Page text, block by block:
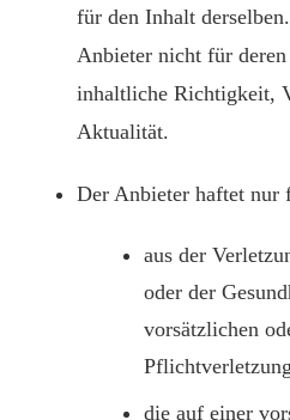
für den Inhalt
Anbieter nicht für
inhaltliche Richtigkeit,
Aktualität.
Der Anbieter haftet nur
aus der
oder der
vorsätzlichen
die auf einer